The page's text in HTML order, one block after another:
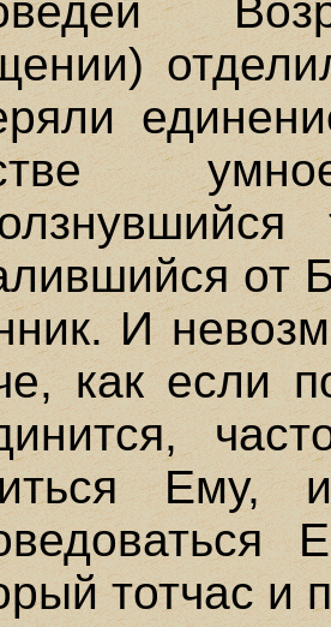
от
И
как если
Ему,
тотчас и